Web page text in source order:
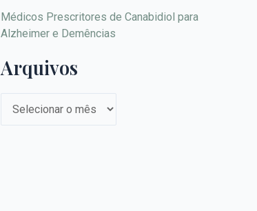
Médicos Prescritores de Canabidiol para
Alzheimer e Demências
Arquivos